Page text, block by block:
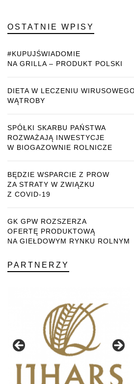
OSTATNIE WPISY
#KUPUJŚWIADOMIE
NA GRILLA – PRODUKT POLSKI
DIETA W LECZENIU
WĄTROBY
SPÓŁKI SKARBU PAŃSTWA
ROZWAŻAJĄ INWESTYCJE
W BIOGAZOWNIE ROLNICZE
BĘDZIE WSPARCIE Z PROW
ZA STRATY W ZWIĄZKU
Z COVID-19
GK GPW ROZSZERZA
OFERTĘ PRODUKTOWĄ
NA GIEŁDOWYM RYNKU ROLNYM
PARTNERZY